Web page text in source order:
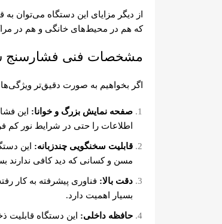
از دیگر مزایای این دستگاه می‌توان به
که هم در محیط‌های خانگی و هم در
مشخصات فنی فشارسنج
اگر بخواهیم به صورت دقیق‌تر
صفحه نمایش بزرگ و خوانا: این
اطلاعات را حتی در شرایط نور کم
قابلیت سخنگویی چندزبانه: این
مسن و کسانی که دید کافی ندارند
دقت بالا: فناوری پیشرفته به کار
بسیار اهمیت دارد.
حافظه داخلی: این دستگاه قابلیت